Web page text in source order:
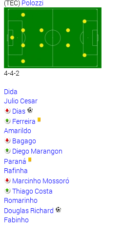
(TEC) Polozzi
4-4-2
Dida
Julio Cesar
Dias
Ferreira
Amarildo
Bagago
Diego Marangon
Paraná
Rafinha
Marcinho Mossoró
Thiago Costa
Romarinho
Douglas Richard
Fabinho